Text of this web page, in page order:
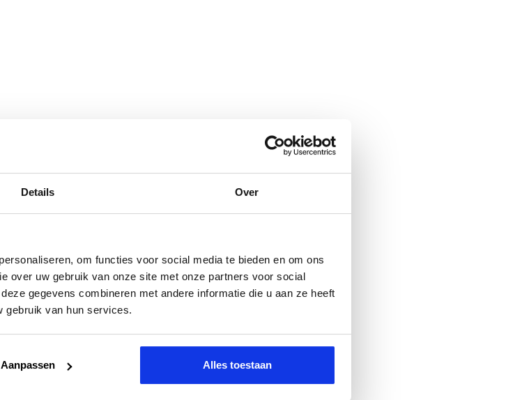
Details Over
om functies voor social media te bieden en om ons
over uw gebruik van onze site met onze partners voor social
gegevens combineren met andere informatie die u aan ze heeft
gebruik van hun services.
Aanpassen Alles toestaan